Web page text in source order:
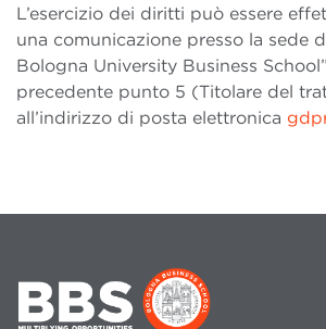
L’esercizio dei diritti può essere
una comunicazione presso la sede
Bologna University Business
precedente punto 5 (Titolare del
all’indirizzo di posta elettronica